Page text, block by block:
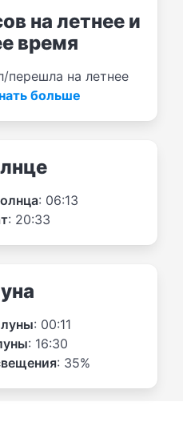
на летнее и
время
перешла на летнее
больше
: 06:13
: 20:33
: 00:11
: 16:30
: 35%